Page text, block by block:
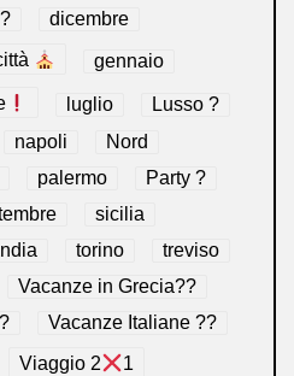
dicembre
gennaio
luglio
Lusso ?
napoli
Nord
palermo
Party ?
sicilia
torino
treviso
Vacanze in Grecia??
Vacanze Italiane ??
Viaggio 2
1